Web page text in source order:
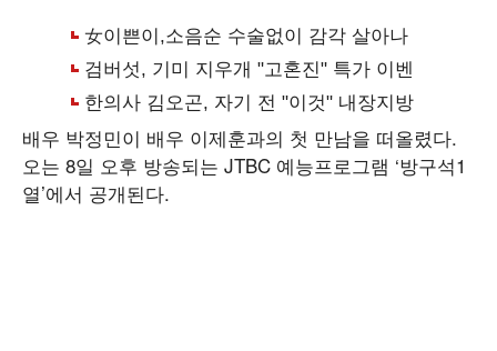
배우 박정민이 배우 이제훈과의 첫 만남을 떠올렸다.
오는 8일 오후 방송되는 JTBC 예능프로그램 ‘방구석1
열’에서 공개된다.